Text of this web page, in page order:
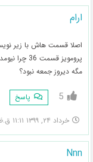
ارام
اصلا قسمت هاش با زیر
پرومویز قسمت 36 چرا نیومده؟
مگه دیروز جمعه نبود؟
5 پاسخ
خرداد ۲۴, ۱۳۹۹ ۱۱:۱۱ ق.ظ
Nnn